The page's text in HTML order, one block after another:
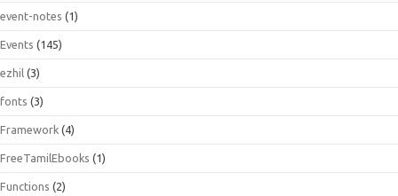
event-notes (1)
Events (145)
ezhil (3)
fonts (3)
Framework (4)
FreeTamilEbooks (1)
Functions (2)